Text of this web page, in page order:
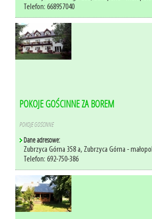
Telefon: 668957040
POKOJE GOŚCINNE ZA BOREM
POKOJE GOŚCINNE
Dane adresowe:
Zubrzyca Górna 358 a, Zubrzyca Górna -
Telefon: 692-750-386